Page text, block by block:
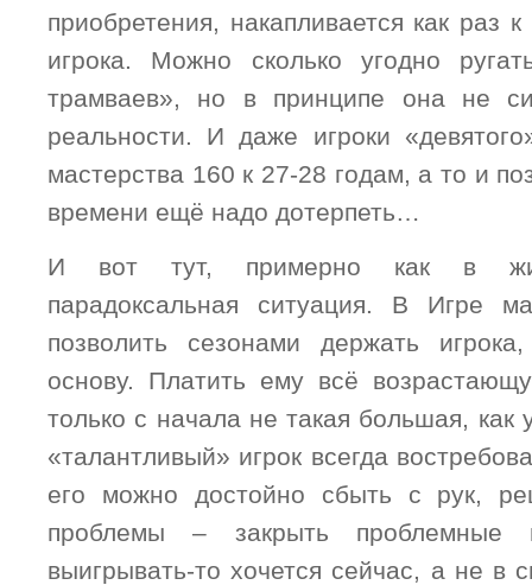
приобретения, накапливается как раз
игрока. Можно сколько угодно
трамваев», но в принципе она не
реальности. И даже игроки
мастерства 160 к 27-28 годам, а то и
времени ещё надо дотерпеть…
И вот тут, примерно как в
парадоксальная ситуация. В Игре
позволить сезонами держать
основу. Платить ему всё
только с начала не такая большая, как
«талантливый» игрок всегда
его можно достойно сбыть с рук,
проблемы – закрыть проблемные
выигрывать-то хочется сейчас, а не в